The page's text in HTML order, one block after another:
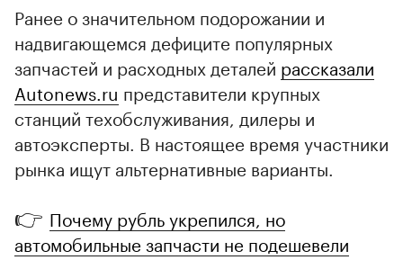
Ранее о значительном подорожании и
надвигающемся дефиците популярных
запчастей и расходных деталей рассказали
Autonews.ru представители крупных
станций техобслуживания, дилеры и
автоэксперты. В настоящее время участники
рынка ищут альтернативные варианты.
👉 Почему рубль укрепился, но
автомобильные запчасти не подешевели